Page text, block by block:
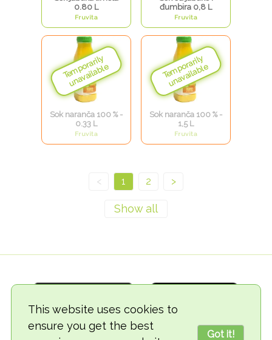
This website uses cookies to
ensure you get the best
Got it!
0.80 L
Fruvita
đumbira 0,8 L
Fruvita
Sok naranča 100 % -
0.33 L
Fruvita
Sok naranča 100 % -
1,5 L
Fruvita
< 1 2 >